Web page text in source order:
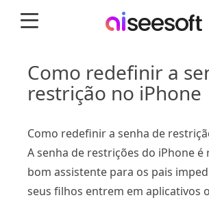
Como redefinir a
restrição no iPhone
Como redefinir a senha de
A senha de restrições do iPhone é
bom assistente para os pais
seus filhos entrem em aplicativos